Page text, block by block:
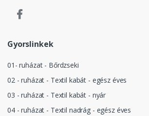
Gyorslinkek
01- ruházat - Bőrdzseki
02 - ruházat - Textil kabát - egész éves
03 - ruházat - Textil kabát - nyár
04 - ruházat - Textil nadrág - egész éves